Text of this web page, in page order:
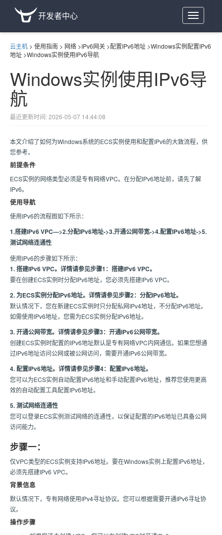
Toggle
navigation
开发者中心
云主机 > 使用指南 > 网络 >IPv6网关 >配置IPv6地址 >Windows实例配置IPv6
地址 >Windows实例使用IPv6导航
Windows实例使用IPv6导
航
最近更新时间: 2026-05-07 14:44:08
本文介绍了如何为Windows系统的ECS实例使用和配置IPv6的大致流程，供
您参考。
前提条件
ECS实例的网络类型必须是专有网络VPC。在分配IPv6地址前，请先了解
IPv6。
使用导航
使用IPv6的流程图如下所示：
1.搭建IPv6 VPC—>2.分配IPv6地址->3.开通公网带宽->4.配置IPv6地址->5.
测试网络连通性
使用IPv6的步骤如下所示：
1. 搭建IPv6 VPC。详情请参见步骤1：搭建IPv6 VPC。
要在创建ECS实例时分配IPv6地址，您必须先搭建IPv6 VPC。
2. 为ECS实例分配IPv6地址。详情请参见步骤2：分配IPv6地址。
默认情况下，您在新建ECS实例时只分配私网IPv4地址，不分配IPv6地址。
如需使用IPv6地址，您需为ECS实例分配IPv6地址。
3. 开通公网带宽。详情请参见步骤3：开通IPv6公网带宽。
创建ECS实例时配置的IPv6地址默认是专有网络VPC内网通信。如果您想通
过IPv6地址访问公网或被公网访问，需要开通IPv6公网带宽。
4. 配置IPv6地址。详情请参见步骤4：配置IPv6地址。
您可以为ECS实例自动配置IPv6地址和手动配置IPv6地址，推荐您使用更高
效的自动配置工具配置IPv6地址。
5. 测试网络连通性
您可以登录ECS实例测试网络的连通性，以保证配置的IPv6地址已具备公网
访问能力。
步骤一：
仅VPC类型的ECS实例支持IPv6地址。要在Windows实例上配置IPv6地址，
必须先搭建IPv6 VPC。
背景信息
默认情况下，专有网络使用IPv4寻址协议。您可以根据需要开通IPv6寻址协
议。
操作步骤